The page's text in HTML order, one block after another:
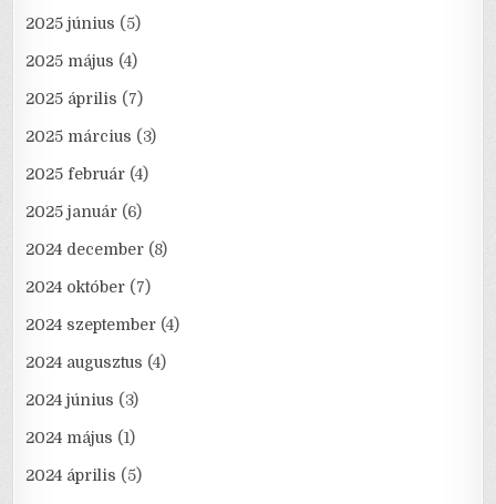
2025 június (5)
2025 május (4)
2025 április (7)
2025 március (3)
2025 február (4)
2025 január (6)
2024 december (8)
2024 október (7)
2024 szeptember (4)
2024 augusztus (4)
2024 június (3)
2024 május (1)
2024 április (5)